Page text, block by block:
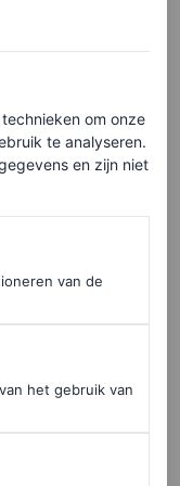
hetzelfde collier
om onze
te analyseren.
en zijn niet
van de
het gebruik van